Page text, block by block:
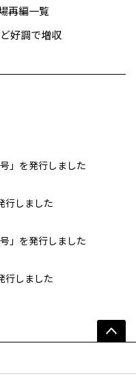
再編一覧
好調で増収
」を発行しました
行しました
」を発行しました
行しました